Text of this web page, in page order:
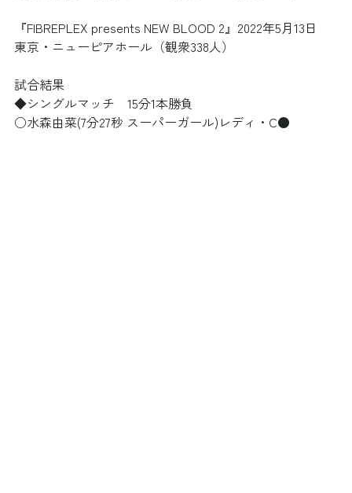
『FIBREPLEX presents NEW BLOOD 2』2022年5月13日
東京・ニューピアホール（観衆338人）
試合結果
◆シングルマッチ　15分1本勝負
○水森由菜(7分27秒 スーパーガール)レディ・C●